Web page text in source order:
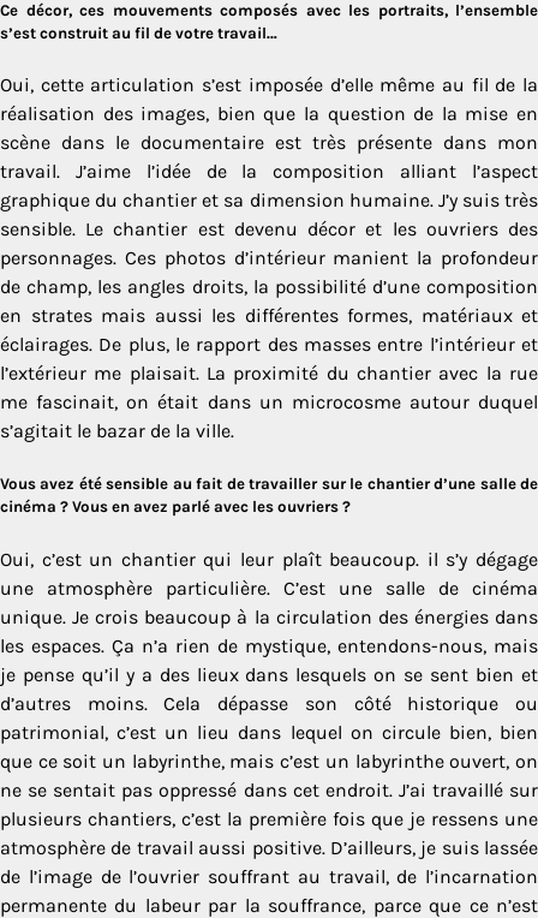
Ce décor, ces mouvements composés avec les portraits, l’ensemble
s’est construit au fil de votre travail…
Oui, cette articulation s’est imposée d’elle même au fil de la
réalisation des images, bien que la question de la mise en
scène dans le documentaire est très présente dans mon
travail. J’aime l’idée de la composition alliant l’aspect
graphique du chantier et sa dimension humaine. J’y suis très
sensible. Le chantier est devenu décor et les ouvriers des
personnages. Ces photos d’intérieur manient la profondeur
de champ, les angles droits, la possibilité d’une composition
en strates mais aussi les différentes formes, matériaux et
éclairages. De plus, le rapport des masses entre l’intérieur et
l’extérieur me plaisait. La proximité du chantier avec la rue
me fascinait, on était dans un microcosme autour duquel
s’agitait le bazar de la ville.
Vous avez été sensible au fait de travailler sur le chantier d’une salle de
cinéma ? Vous en avez parlé avec les ouvriers ?
Oui, c’est un chantier qui leur plaît beaucoup. il s’y dégage
une atmosphère particulière. C’est une salle de cinéma
unique. Je crois beaucoup à la circulation des énergies dans
les espaces. Ça n’a rien de mystique, entendons-nous, mais
je pense qu’il y a des lieux dans lesquels on se sent bien et
d’autres moins. Cela dépasse son côté historique ou
patrimonial, c’est un lieu dans lequel on circule bien, bien
que ce soit un labyrinthe, mais c’est un labyrinthe ouvert, on
ne se sentait pas oppressé dans cet endroit. J’ai travaillé sur
plusieurs chantiers, c’est la première fois que je ressens une
atmosphère de travail aussi positive. D’ailleurs, je suis lassée
de l’image de l’ouvrier souffrant au travail, de l’incarnation
permanente du labeur par la souffrance, parce que ce n’est